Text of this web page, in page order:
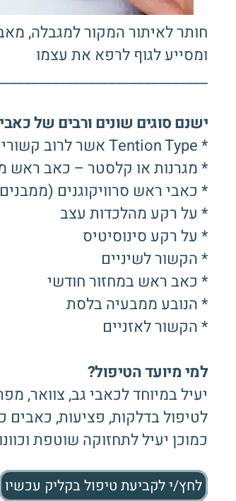
חותר לאיתור המקור למגבלה,
ומסייע לגוף לרפא את עצמו
ישנם סוגים שונים ורבים של
* Tention Type אשר לרוב קשורים למתח שרירי ולמתח נפשי (90% מכאבי הראש)
* מגרנות או קלסטר – כאב ראש
* כאבי ראש סרוויקוגנים
* על רקע מהלכדות עצב
* על רקע סינוסיטיס
* הקשור לשיניים
* כאב ראש במחזור חודשי
* הנובע ממבעיה בלסת
* הקשור לאזניים
למי מיועד הטיפול?
יעיל במיוחד לכאבי גב, צוואר,
לטיפול בדלקות, פציעות, כאבים
כמוכן יעיל לתחזוקה שוטפת
לחץ/י לקביעת טיפול בקליק עכשיו